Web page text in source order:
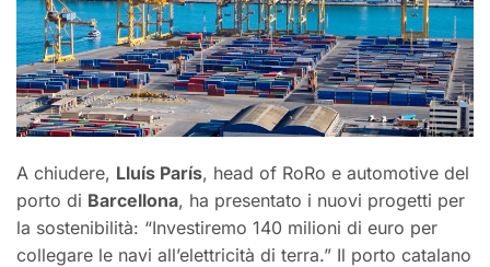
A chiudere, Lluís París, head of RoRo e automotive del
porto di Barcellona, ha presentato i nuovi progetti per
la sostenibilità: “Investiremo 140 milioni di euro per
collegare le navi all’elettricità di terra.” Il porto catalano